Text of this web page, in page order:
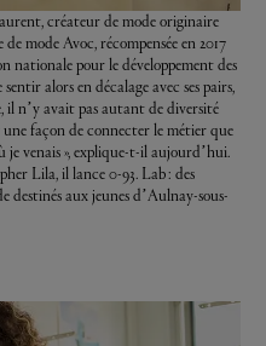
créateur de mode originaire
mode Avoc, récompensée en 2017
nationale pour le développement des
sentir alors en décalage avec ses pairs,
il n’y avait pas autant de diversité
façon de connecter le métier que
je venais », explique-t-il aujourd’hui.
Lila, il lance 0-93. Lab : des
destinés aux ​​​​jeunes d’Aulnay-sous-